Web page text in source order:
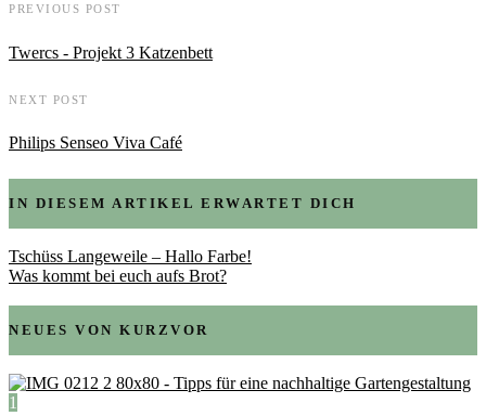
PREVIOUS POST
Twercs - Projekt 3 Katzenbett
NEXT POST
Philips Senseo Viva Café
IN DIESEM ARTIKEL ERWARTET DICH
Tschüss Langeweile – Hallo Farbe!
Was kommt bei euch aufs Brot?
NEUES VON KURZVOR
1